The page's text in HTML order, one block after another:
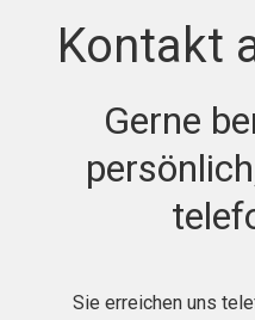
Kontakt
Gerne
Sie erreichen uns